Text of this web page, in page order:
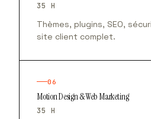
35 H
Thèmes, plugins, SEO,
site client complet.
06
Motion Design & Web Marketing
35 H